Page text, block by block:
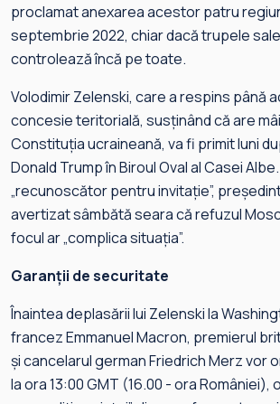
proclamat anexarea acestor patru
septembrie 2022, chiar dacă trupele
controlează încă pe toate.
Volodimir Zelenski, care a respins până
concesie teritorială, susţinând că are
Constituţia ucraineană, va fi primit luni
Donald Trump în Biroul Oval al Casei
„recunoscător pentru invitaţie”,
avertizat sâmbătă seara că refuzul
focul ar „complica situaţia”.
Garanții de securitate
Înaintea deplasării lui Zelenski la
francez Emmanuel Macron, premierul
şi cancelarul german Friedrich Merz vor
la ora 13:00 GMT (16.00 - ora